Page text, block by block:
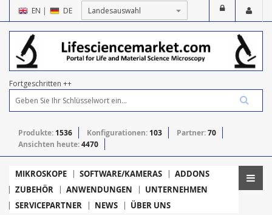
EN | DE
Fortgeschritten ++
Produkte: 1536 Konfigurationen: 103 Partner:70
Ansichten heute:4470
MIKROSKOPE SOFTWARE/KAMERAS
ADDONS
ZUBEHÖR
ANWENDUNGEN
UNTERNEHMEN
SERVICEPARTNER
NEWS ÜBER UNS